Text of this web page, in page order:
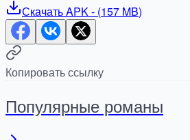
СкачатьAPK- (157 MB)
Копировать ссылку
Популярные романы